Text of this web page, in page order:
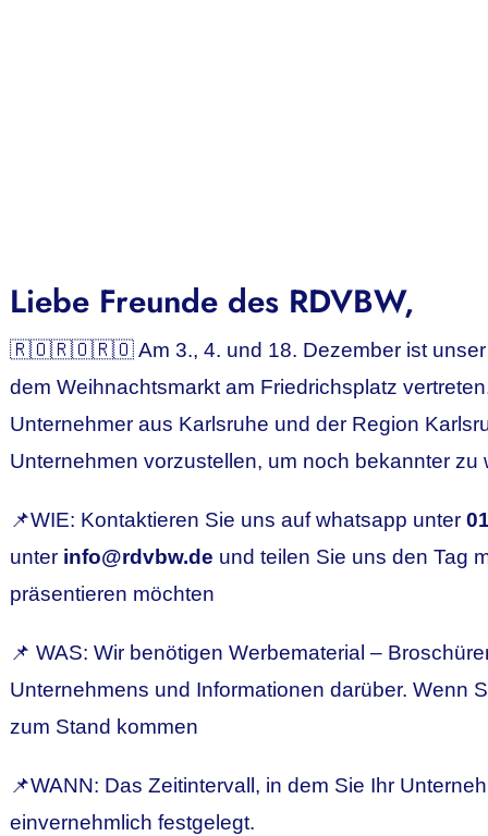
Liebe Freunde des RDVBW,
🇷🇴🇷🇴🇷🇴 Am 3., 4. und 18. Dezember ist unser
dem Weihnachtsmarkt am Friedrichsplatz
Unternehmer aus Karlsruhe und der Region
Unternehmen vorzustellen, um noch bekannter zu
📌WIE: Kontaktieren Sie uns auf whatsapp unter
unter info@rdvbw.de und teilen Sie uns den Tag
präsentieren möchten
📌 WAS: Wir benötigen Werbematerial –
Unternehmens und Informationen darüber. Wenn
zum Stand kommen
📌WANN: Das Zeitintervall, in dem Sie Ihr
einvernehmlich festgelegt.